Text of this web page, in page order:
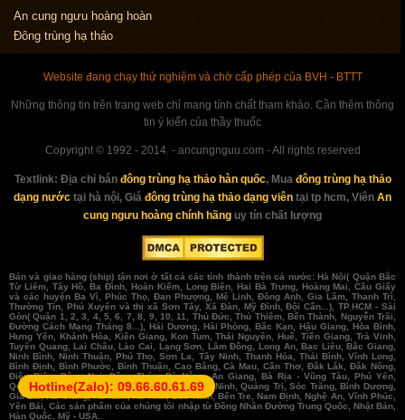
An cung ngưu hoàng hoàn
Đông trùng hạ thảo
Website đang chạy thử nghiệm và chờ cấp phép của BVH - BTTT
Những thông tin trên trang web chỉ mang tính chất tham khảo. Cần thêm thông
tin ý kiến của thầy thuốc
Copyright © 1992 - 2014. - ancungnguu.com - All rights reserved
Textlink: Địa chỉ bán đông trùng hạ thảo hàn quốc, Mua đông trùng hạ thảo
dạng nước tại hà nội, Giá đông trùng hạ thảo dạng viên tại tp hcm, Viên An
cung ngưu hoàng chính hãng uy tín chất lượng
Bán và giao hàng (ship) tận nơi ở tất cả các tỉnh thành trên cả nước: Hà Nội( Quận Bắc
Từ Liêm, Tây Hồ, Ba Đình, Hoàn Kiếm, Long Biên, Hai Bà Trưng, Hoàng Mai, Cầu Giấy
và các huyện Ba Vì, Phúc Thọ, Đan Phượng, Mê Linh, Đông Anh, Gia Lâm, Thanh Trì,
Thường Tín, Phú Xuyên và thị xã Sơn Tây, Xã Đàn, Mỹ Đình, Đội Cấn...), TP.HCM - Sài
Gòn( Quận 1, 2, 3, 4, 5, 6, 7, 8, 9, 10, 11, Thủ Đức, Thủ Thiêm, Bến Thành, Nguyễn Trãi,
Đường Cách Mạng Tháng 8...), Hải Dương, Hải Phòng, Bắc Kạn, Hậu Giang, Hòa Bình,
Hưng Yên, Khánh Hòa, Kiên Giang, Kon Tum, Thái Nguyên, Huế, Tiền Giang, Trà Vinh,
Tuyên Quang, Lai Châu, Lào Cai, Lạng Sơn, Lâm Đồng, Long An, Bạc Liêu, Bắc Giang,
Ninh Bình, Ninh Thuận, Phú Thọ, Sơn La, Tây Ninh, Thanh Hóa, Thái Bình, Vĩnh Long,
Bình Định, Bình Phước, Bình Thuận, Cao Bằng, Cà Mau, Cần Thơ, Đắk Lắk, Đắk Nông,
Điện Biên, Đồng Nai, Đồng Tháp, Đà Nẵng, An Giang, Bà Rịa - Vũng Tàu, Phú Yên,
Quảng Bình, Quảng Nam, Quảng Ngãi, Quảng Ninh, Quảng Trị, Sóc Trăng, Bình Dương,
Gia Lai, Hà Giang, Hà Nam, Hà Tĩnh, Bắc Ninh, Bến Tre, Nam Định, Nghệ An, Vĩnh Phúc,
Yên Bái, Các sản phẩm của chúng tôi nhập từ Đồng Nhân Đường Trung Quốc, Nhật Bản,
Hàn Quốc, Mỹ - USA..
Hotline(Zalo): 09.66.60.61.69